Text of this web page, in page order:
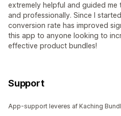
extremely helpful and guided
and professionally. Since I
conversion rate has improved
this app to anyone looking to
effective product bundles!
Support
App-support leveres af Kaching